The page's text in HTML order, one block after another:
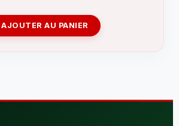
AJOUTER AU PANIER